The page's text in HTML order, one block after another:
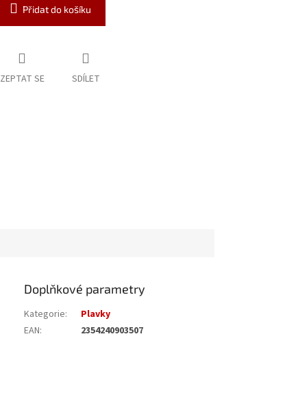
Přidat do košíku
ZEPTAT SE SDÍLET
Doplňkové parametry
Kategorie:
Plavky
EAN: 2354240903507